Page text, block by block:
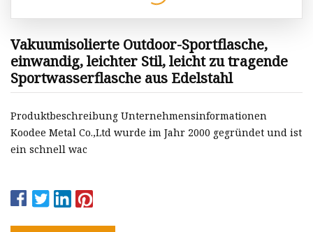
Vakuumisolierte Outdoor-Sportflasche,
einwandig, leichter Stil, leicht zu tragende
Sportwasserflasche aus Edelstahl
Produktbeschreibung Unternehmensinformationen
Koodee Metal Co.,Ltd wurde im Jahr 2000 gegründet und ist
ein schnell wac